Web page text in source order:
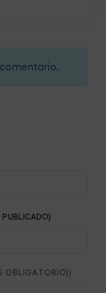
PUBLICADO)
OBLIGATORIO))